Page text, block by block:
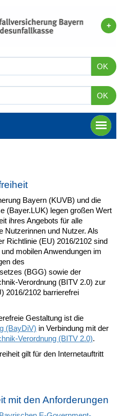
OK
OK
Bayern (KUVB) und die
(Bayer.LUK) legen großen Wert
ihres Angebots für alle
Nutzerinnen und Nutzer. Als
Richtlinie (EU) 2016/2102 sind
mobilen Anwendungen im
des
(BGG) sowie der
Verordnung (BITV 2.0) zur
2016/2102 barrierefrei
Gestaltung ist die
(BayDiV) in Verbindung mit der
Verordnung (BITV 2.0).
gilt für den Internetauftritt
mit den Anforderungen